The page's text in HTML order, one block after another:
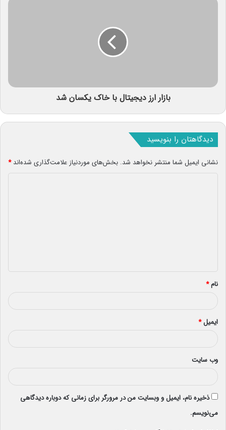
بازار ارز دیجیتال با خاک یکسان شد
دیدگاهتان را بنویسید
نشانی ایمیل شما منتشر نخواهد شد. بخش‌های موردنیاز علامت‌گذاری شده‌اند*
*
نام*
ایمیل*
وب‌ سایت
ذخیره نام، ایمیل و وبسایت من در مرورگر برای زمانی که دوباره دیدگاهی
می‌نویسم.